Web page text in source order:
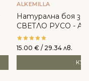
ALKEMILLA
Натурална боя
СВЕТЛО РУСО -
15.00 € / 29.34 лв.